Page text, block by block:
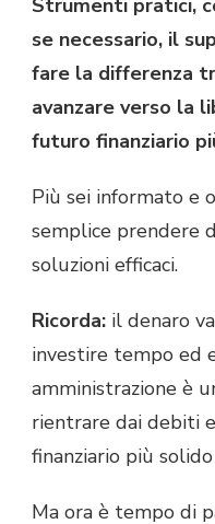
Strumenti pratici,
se necessario, il
fare la differenza
avanzare verso la
futuro finanziario
Più sei informato e
semplice prendere
soluzioni efficaci.
Ricorda: il denaro
investire tempo ed
amministrazione è
rientrare dai debiti
finanziario più
Ma ora è tempo di